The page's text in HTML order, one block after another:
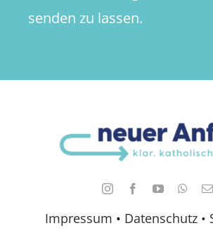
Impressum • Datenschutz •
senden zu lassen.